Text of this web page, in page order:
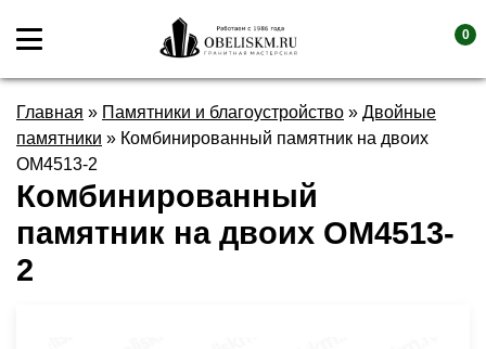
0
Главная » Памятники и благоустройство » Двойные
памятники » Комбинированный памятник на двоих
OM4513-2
Комбинированный
памятник на двоих OM4513-
2